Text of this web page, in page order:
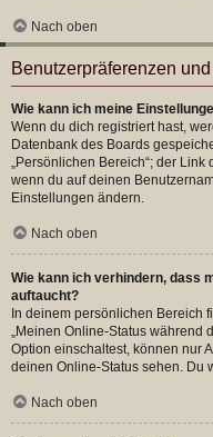
Nach oben
Benutzerpräferenzen
Wie kann ich meine
Wenn du dich registriert hast,
Datenbank des Boards
„Persönlichen Bereich“; der
wenn du auf deinen
Einstellungen ändern.
Nach oben
Wie kann ich verhindern, dass
auftaucht?
In deinem persönlichen Bereich
„Meinen Online-Status während
Option einschaltest, können nur
deinen Online-Status sehen. Du
Nach oben